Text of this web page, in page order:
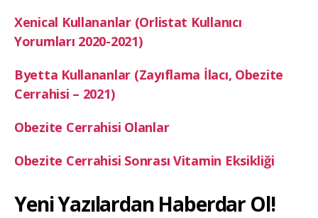
Xenical Kullananlar (Orlistat Kullanıcı
Yorumları 2020-2021)
Byetta Kullananlar (Zayıflama İlacı, Obezite
Cerrahisi – 2021)
Obezite Cerrahisi Olanlar
Obezite Cerrahisi Sonrası Vitamin Eksikliği
Yeni Yazılardan Haberdar Ol!